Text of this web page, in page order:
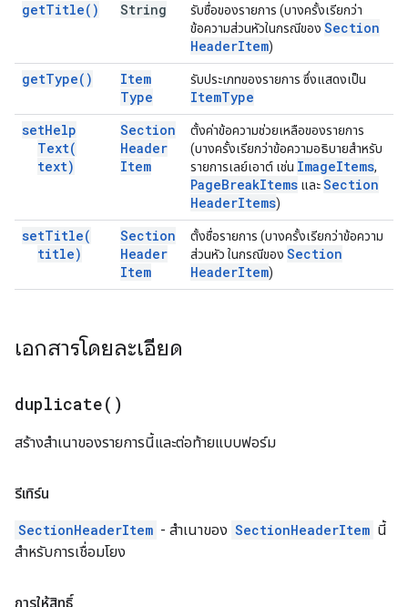
getTitle( ) String
รับชื่อของรายการ (บางครั้งเรียกว่า
ข้อความส่วนหัวในกรณีของ Section
HeaderItem)
getType( )
Item
Type
รับประเภทของรายการ ซึ่งแสดงเป็น
ItemType
setHelp
Text(
text)
Section
Header
Item
ตั้งค่าข้อความช่วยเหลือของรายการ
(บางครั้งเรียกว่าข้อความอธิบายสำหรับ
รายการเลย์เอาต์ เช่น ImageItems,
PageBreakItems และSection
HeaderItems)
setTitle(
title)
Section
Header
Item
ตั้งชื่อรายการ (บางครั้งเรียกว่าข้อความ
ส่วนหัว ในกรณีของ Section
HeaderItem)
เอกสารโดยละเอียด
duplicate( )
สร้างสำเนาของรายการนี้และต่อท้ายแบบฟอร์ม
รีเทิร์น
SectionHeaderItem - สำเนาของ SectionHeaderItem นี้
สำหรับการเชื่อมโยง
การให้สิทธิ์